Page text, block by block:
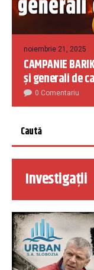
noiembrie 21, 2025
CAMPANIE
și generali de
0 Comentariu
Investigații